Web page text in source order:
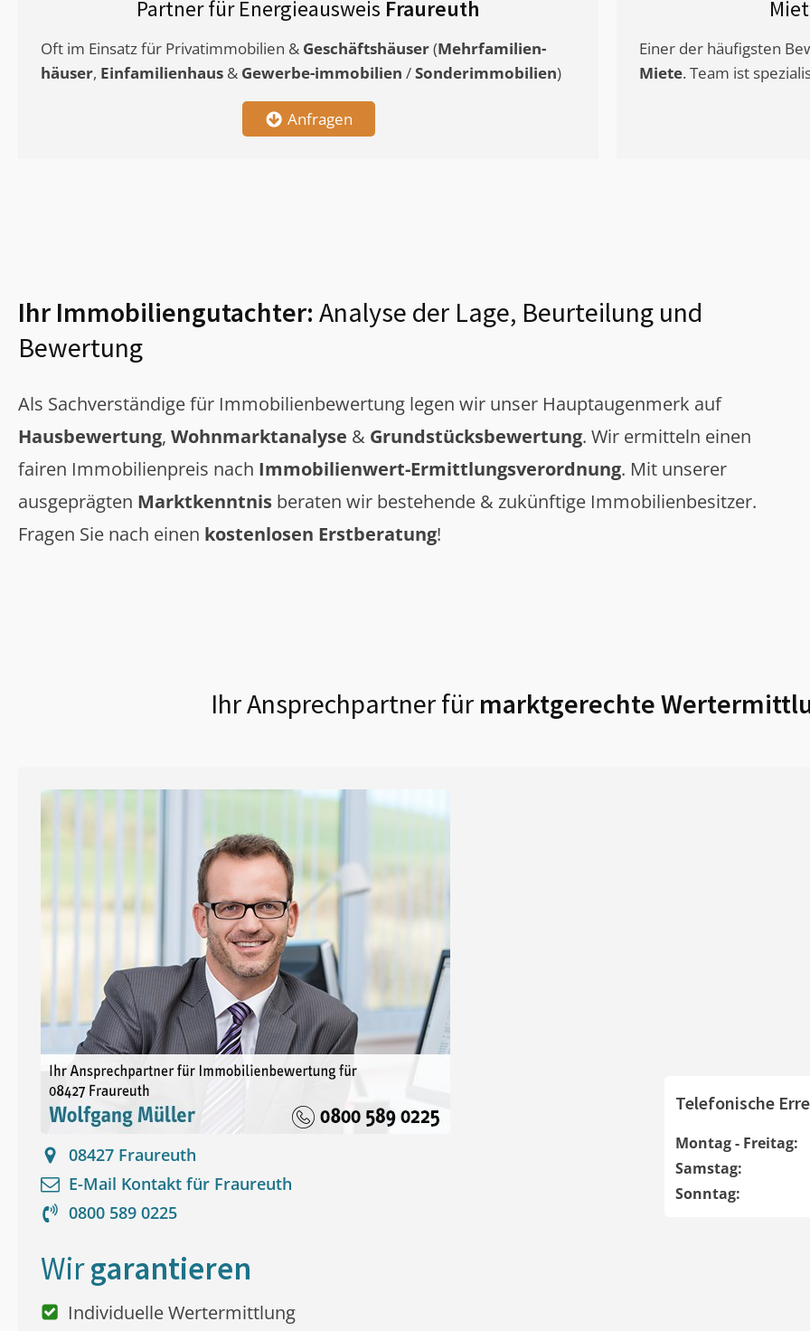
Partner für Energieausweis Fraureuth
Oft im Einsatz für Privatimmobilien & Geschäftshäuser(Mehrfamilien-
häuser, Einfamilienhaus & Gewerbe-immobilien /Sonderimmobilien)
Anfragen
Einer der häufigsten
Miete. Team ist
Ihr Immobiliengutachter: Analyse der Lage, Beurteilung und
Bewertung
Als Sachverständige für Immobilienbewertung legen wir unser Hauptaugenmerk auf
Hausbewertung, Wohnmarktanalyse & Grundstücksbewertung. Wir ermitteln einen
fairen Immobilienpreis nach Immobilienwert-Ermittlungsverordnung. Mit unserer
ausgeprägten Marktkenntnis beraten wir bestehende & zukünftige Immobilienbesitzer.
Fragen Sie nach einen kostenlosen Erstberatung!
Ihr Ansprechpartner für marktgerechte
08427 Fraureuth
E-Mail Kontakt für Fraureuth
0800 589 0225
Telefonische
Montag - Freitag:
Samstag:
Sonntag:
Wirgarantieren
Individuelle Wertermittlung